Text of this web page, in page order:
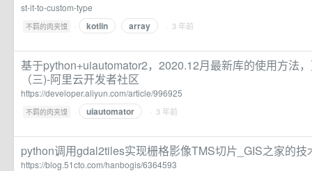
st-it-to-custom-type
不羁的肉夹馍 · kotlin array · 3 年前
基于python+uiautomator2，2020.12月最新库的使用方法
（三)-阿里云开发者社区
https://developer.aliyun.com/article/996925
不羁的肉夹馍 · uiautomator · 3 年前
python调用gdal2tiles实现栅格影像TMS切片_GIS之家的技
https://blog.51cto.com/hanbogis/6364593